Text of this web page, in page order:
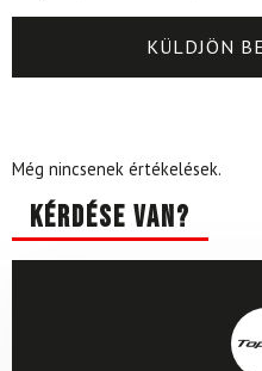
Még nincsenek értékelések.
Kérdése van?